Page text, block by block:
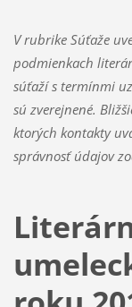
V rubrike Súťaže
podmienkach
súťaží s termínmi
sú zverejnené.
ktorých kontakty
správnosť údajov